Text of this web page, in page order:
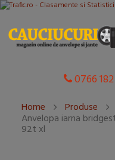
0766
Home Produse
Anvelopa iarna
92t xl